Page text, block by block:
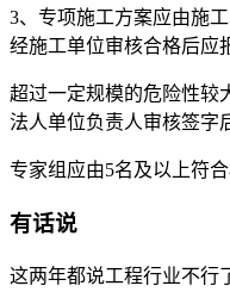
3、专项施工方案应由施
经施工单位审核合格后应
超过一定规模的危险性较
法人单位负责人审核签字
专家组应由5名及以上符
有话说
这两年都说工程行业不行